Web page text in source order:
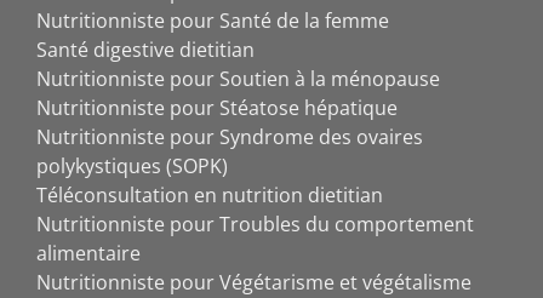
Nutritionniste pour Santé de la femme
Santé digestive dietitian
Nutritionniste pour Soutien à la ménopause
Nutritionniste pour Stéatose hépatique
Nutritionniste pour Syndrome des ovaires
polykystiques (SOPK)
Téléconsultation en nutrition dietitian
Nutritionniste pour Troubles du comportement
alimentaire
Nutritionniste pour Végétarisme et végétalisme